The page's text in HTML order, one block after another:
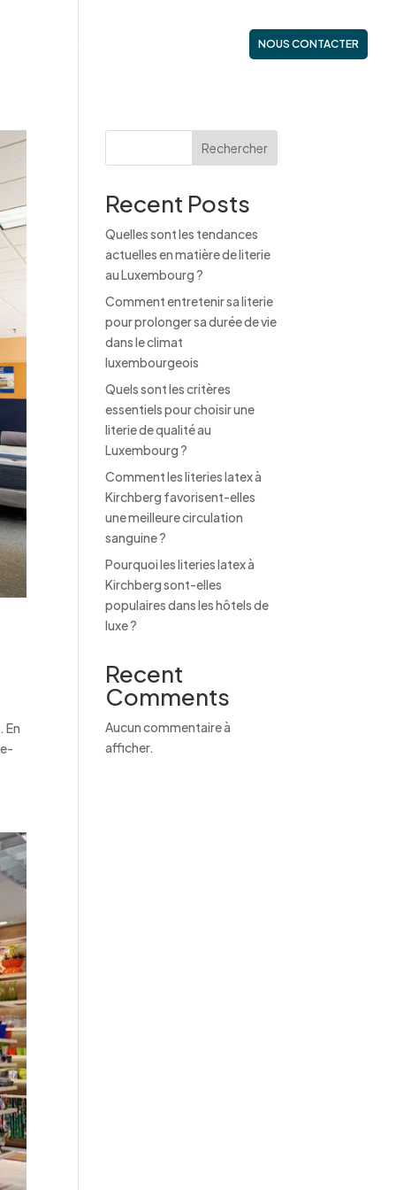
NOUS CONTACTER
En
Rechercher
Recent Posts
Quelles sont les tendances
actuelles en matière de literie
au Luxembourg ?
Comment entretenir sa literie
pour prolonger sa durée de vie
dans le climat
luxembourgeois
Quels sont les critères
essentiels pour choisir une
literie de qualité au
Luxembourg ?
Comment les literies latex à
Kirchberg favorisent-elles
une meilleure circulation
sanguine ?
Pourquoi les literies latex à
Kirchberg sont-elles
populaires dans les hôtels de
luxe ?
Recent
Comments
Aucun commentaire à
afficher.